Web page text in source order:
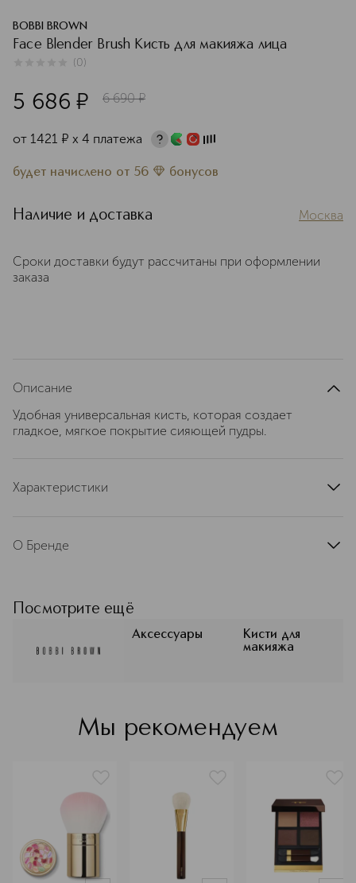
BOBBI BROWN
Face Blender Brush Кисть для макияжа лица
(0)
5 686 ¤ 6 690 ¤
от 1421 ¤ х 4 платежа
будет начислено от 56 бонусов
Наличие и доставка Москва
Сроки доставки будут рассчитаны при оформлении
заказа
Описание
Удобная универсальная кисть, которая создает
гладкое, мягкое покрытие сияющей пудры.
Характеристики
артикул
О Бренде
одно из важных слагаемых
философии бренда Бобби Браун.
Больше оттенков тональных
средств, чтобы можно было
каких-либо ограничений. Удобные
Brown помогает создавать красоту,
отказываясь от стереотипов.
Подробнее
Посмотрите ещё
Аксессуары
Кисти для
макияжа
Мы рекомендуем